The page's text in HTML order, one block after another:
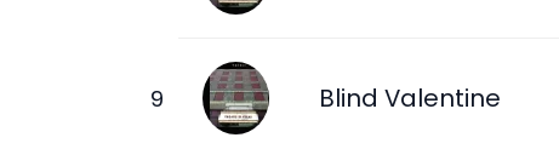
Blind Valentine